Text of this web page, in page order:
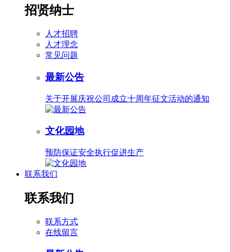
招贤纳士
人才招聘
人才理念
常见问题
最新公告
关于开展庆祝公司成立十周年征文活动的通知
文化园地
预防保证安全执行促进生产
联系我们
联系我们
联系方式
在线留言